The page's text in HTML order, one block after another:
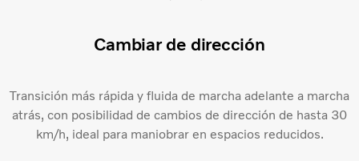
Cambiar de dirección
Transición más rápida y fluida de marcha adelante a marcha
atrás, con posibilidad de cambios de dirección de hasta 30
km/h, ideal para maniobrar en espacios reducidos.